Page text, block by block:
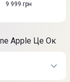
9 999 грн
Apple Це Ок